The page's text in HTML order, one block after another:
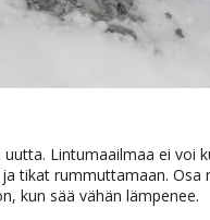
Lintumaailmaa ei voi
tikat rummuttamaan. Osa
kun sää vähän lämpenee.